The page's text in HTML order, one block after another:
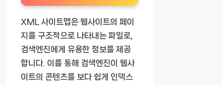
XML 사이트맵은 웹사이트의 페이
지를 구조적으로 나타내는 파일로,
검색엔진에게 유용한 정보를 제공
합니다. 이를 통해 검색엔진이 웹사
이트의 콘텐츠를 보다 쉽게 인덱스